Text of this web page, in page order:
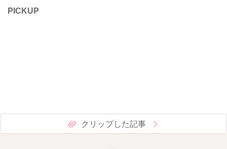
PICKUP
クリップした記事